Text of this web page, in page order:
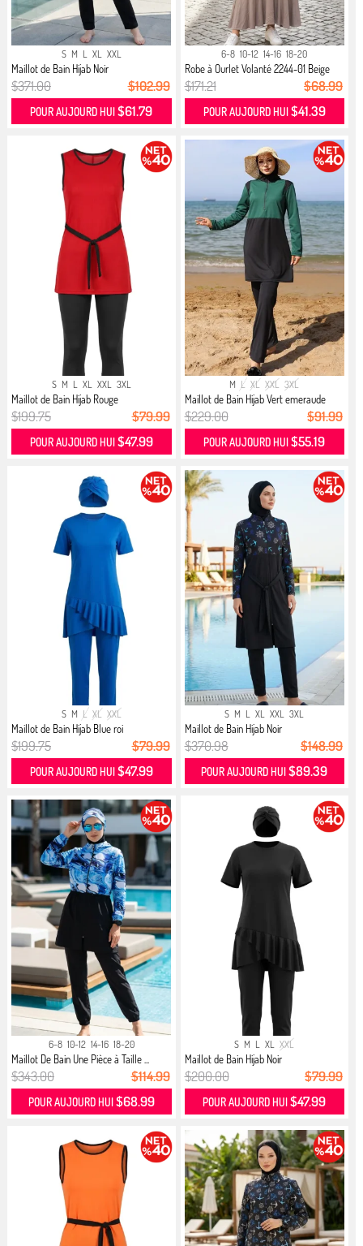
S M L XL XXL
Maillot de Bain Hijab Noir
$371.00 $102.99
POUR AUJOURD HUI$61.79
6-8 10-12 14-16 18-20
Robe à Ourlet Volanté 2244-01 Beige
$171.21 $68.99
POUR AUJOURD HUI $41.39
S M L XL XXL 3XL
Maillot de Bain Hijab Rouge
$199.75 $79.99
POUR AUJOURD HUI$47.99
M L XL XXL 3XL
Maillot de Bain Hijab Vert emeraude
$229.00 $91.99
POUR AUJOURD HUI$55.19
S M L XL XXL
Maillot de Bain Hijab Blue roi
$199.75 $79.99
POUR AUJOURD HUI $47.99
S M L XL XXL 3XL
Maillot de Bain Hijab Noir
$370.98 $148.99
POUR AUJOURD HUI$89.39
6-8 10-12 14-16 18-20
Maillot De Bain Une Pièce à Taille ...
$343.00 $114.99
POUR AUJOURD HUI $68.99
S M L XL XXL
Maillot de Bain Hijab Noir
$200.00 $79.99
POUR AUJOURD HUI$47.99